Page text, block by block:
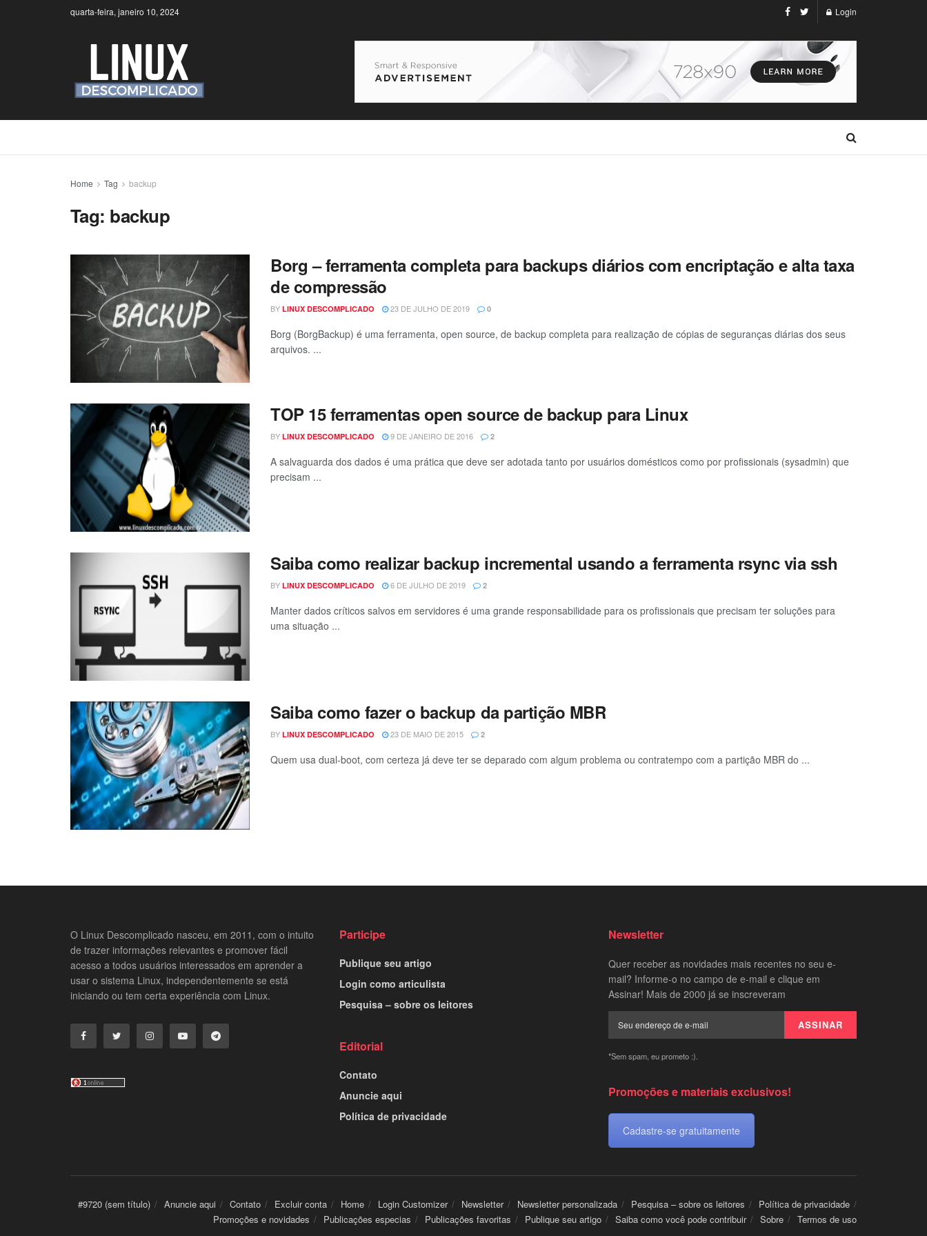
quarta-feira, janeiro 10, 2024 Login
Home Tag backup
Tag: backup
Borg – ferramenta completa para backups diários com encriptação e alta taxa
de compressão
BY LINUX DESCOMPLICADO 23 DE JULHO DE 2019 0
Borg (BorgBackup) é uma ferramenta, open source, de backup completa para realização de cópias de seguranças diárias dos seus
arquivos. ...
TOP 15 ferramentas open source de backup para Linux
BY LINUX DESCOMPLICADO 9 DE JANEIRO DE 2016 2
A salvaguarda dos dados é uma prática que deve ser adotada tanto por usuários domésticos como por profissionais (sysadmin) que
precisam ...
Saiba como realizar backup incremental usando a ferramenta rsync via ssh
BY LINUX DESCOMPLICADO 6 DE JULHO DE 2019 2
Manter dados críticos salvos em servidores é uma grande responsabilidade para os profissionais que precisam ter soluções para
uma situação ...
Saiba como fazer o backup da partição MBR
BY LINUX DESCOMPLICADO 23 DE MAIO DE 2015 2
Quem usa dual-boot, com certeza já deve ter se deparado com algum problema ou contratempo com a partição MBR do ...
O Linux Descomplicado nasceu, em 2011, com o intuito
de trazer informações relevantes e promover fácil
acesso a todos usuários interessados em aprender a
usar o sistema Linux, independentemente se está
iniciando ou tem certa experiência com Linux.
Participe
Publique seu artigo
Login como articulista
Pesquisa – sobre os leitores
Editorial
Contato
Anuncie aqui
Política de privacidade
Newsletter
Quer receber as novidades mais recentes no seu e-
mail? Informe-o no campo de e-mail e clique em
Assinar! Mais de 2000 já se inscreveram
*Sem spam, eu prometo :).
Promoções e materiais exclusivos!
Cadastre-se gratuitamente
#9720 (sem título) Anuncie aqui Contato Excluir conta Home Login Customizer Newsletter Newsletter personalizada Pesquisa – sobre os leitores
Política de privacidade
Promoções e novidades
Publicações especias Publicações favoritas Publique seu artigo Saiba como você pode contribuir Sobre Termos de uso